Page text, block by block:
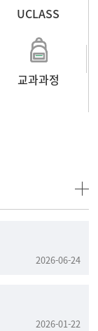
UCLASS
교과과정
2026-06-24
2026-01-22